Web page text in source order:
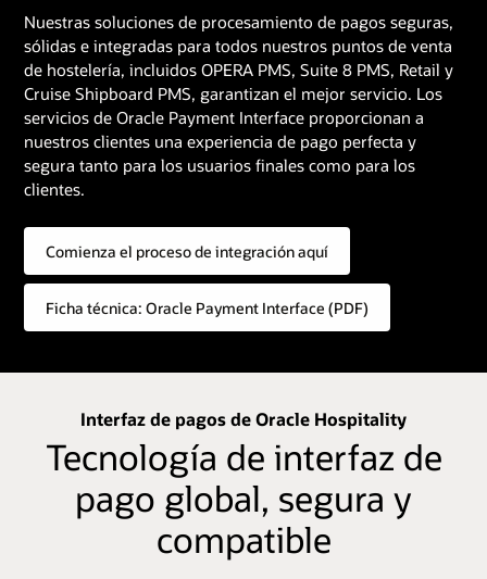
Nuestras soluciones de procesamiento de pagos seguras,
sólidas e integradas para todos nuestros puntos de venta
de hostelería, incluidos OPERA PMS, Suite 8 PMS, Retail y
Cruise Shipboard PMS, garantizan el mejor servicio. Los
servicios de Oracle Payment Interface proporcionan a
nuestros clientes una experiencia de pago perfecta y
segura tanto para los usuarios finales como para los
clientes.
Comienza el proceso de integración aquí
Ficha técnica: Oracle Payment Interface (PDF)
Interfaz de pagos de Oracle Hospitality
Tecnología de interfaz de
pago global, segura y
compatible